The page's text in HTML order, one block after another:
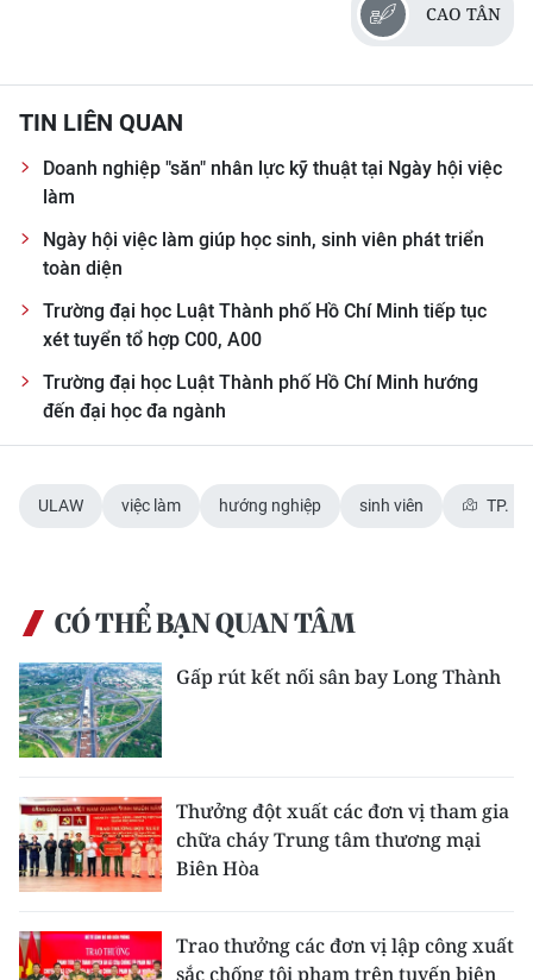
CAO TÂN
TIN LIÊN QUAN
Doanh nghiệp "săn" nhân lực kỹ thuật tại Ngày hội việc
làm
Ngày hội việc làm giúp học sinh, sinh viên phát triển
toàn diện
Trường đại học Luật Thành phố Hồ Chí Minh tiếp tục
xét tuyển tổ hợp C00, A00
Trường đại học Luật Thành phố Hồ Chí Minh hướng
đến đại học đa ngành
ULAW việc làm hướng nghiệp sinh viên TP.
CÓ THỂ BẠN QUAN TÂM
Gấp rút kết nối sân bay Long Thành
Thưởng đột xuất các đơn vị tham gia
chữa cháy Trung tâm thương mại
Biên Hòa
Trao thưởng các đơn vị lập công xuất
sắc chống tội phạm trên tuyến biên